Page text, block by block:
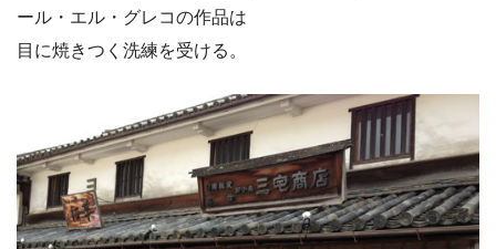
ール・エル・グレコの作品は
目に焼きつく洗練を受ける。